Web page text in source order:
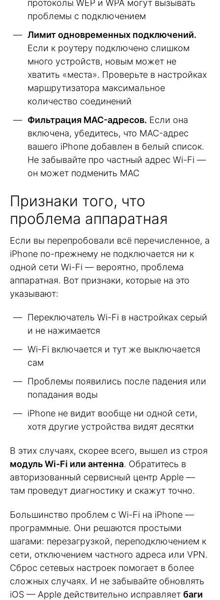
протоколы WEP и WPA могут вызывать
проблемы с подключением
Лимит одновременных подключений.
Если к роутеру подключено слишком
много устройств, новым может не
хватить «места». Проверьте в настройках
маршрутизатора максимальное
количество соединений
Фильтрация MAC-адресов. Если она
включена, убедитесь, что MAC-адрес
вашего iPhone добавлен в белый список.
Не забывайте про частный адрес Wi-Fi —
он может подменить MAC
Признаки того, что
проблема аппаратная
Если вы перепробовали всё перечисленное, а
iPhone по-прежнему не подключается ни к
одной сети Wi-Fi — вероятно, проблема
аппаратная. Вот признаки, которые на это
указывают:
Переключатель Wi-Fi в настройках серый
и не нажимается
Wi-Fi включается и тут же выключается
сам
Проблемы появились после падения или
попадания воды
iPhone не видит вообще ни одной сети,
хотя другие устройства видят десятки
В этих случаях, скорее всего, вышел из строя
модуль Wi-Fi или антенна. Обратитесь в
авторизованный сервисный центр Apple —
там проведут диагностику и скажут точно.
Большинство проблем с Wi-Fi на iPhone —
программные. Они решаются простыми
шагами: перезагрузкой, переподключением к
сети, отключением частного адреса или VPN.
Сброс сетевых настроек помогает в более
сложных случаях. И не забывайте обновлять
iOS — Apple действительно исправляет баги